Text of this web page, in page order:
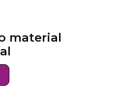
material